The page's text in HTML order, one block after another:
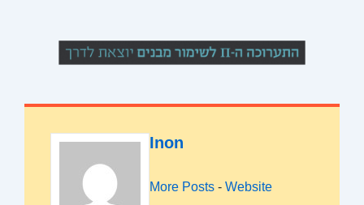
Inon
More Posts - Website